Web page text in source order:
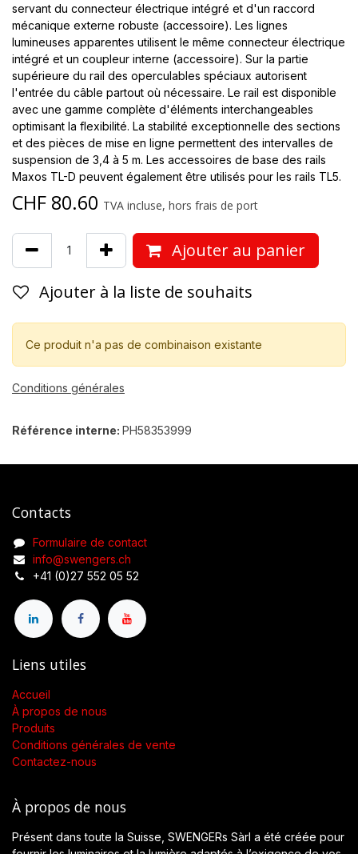
servant du connecteur électrique intégré et d'un raccord
mécanique externe robuste (accessoire). Les lignes
lumineuses apparentes utilisent le même connecteur électrique
intégré et un coupleur interne (accessoire). Sur la partie
supérieure du rail des operculables spéciaux autorisent
l'entrée du câble partout où nécessaire. Le rail est disponible
avec une gamme complète d'éléments interchangeables
optimisant la flexibilité. La stabilité exceptionnelle des sections
et des pièces de mise en ligne permettent des intervalles de
suspension de 3,4 à 5 m. Les accessoires de base des rails
Maxos TL-D peuvent également être utilisés pour les rails TL5.
CHF 80.60 TVA incluse, hors frais de port
Ajouter au panier
Ajouter à la liste de souhaits
Ce produit n'a pas de combinaison existante
Conditions générales
Référence interne: PH58353999
Contacts
Formulaire de contact
info@swengers.ch
+41 (0)27 552 05 52
Liens utiles
Accueil
À propos de nous
Produits
Conditions générales de vente
Contactez-nous
À propos de nous
Présent dans toute la Suisse, SWENGERs Sàrl a été créée pour